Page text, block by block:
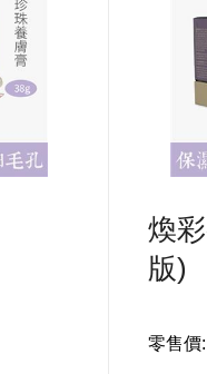
煥
版)
零售